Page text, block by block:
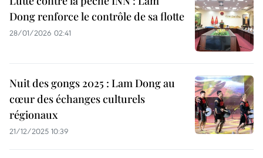
Dong renforce le contrôle de sa flotte
28/01/2026 02:41
Nuit des gongs 2025 : Lam Dong au
cœur des échanges culturels
régionaux
21/12/2025 10:39